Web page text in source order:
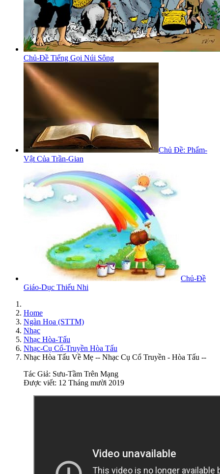
Chủ-Đề Tiếng Gọi Núi Sông
Chủ Đề: Phẩm-
Vật Của Trần-Gian
Chủ-Đề
Giáo-Dục Thiếu Nhi
Home
Ngàn Hoa (STTM)
Nhạc
Nhạc Hòa-Tấu
Nhạc-Cụ Cổ-Truyền Hòa Tấu
Nhạc Hòa Tấu Về Mẹ -- Nhạc Cụ Cổ Truyền - Hòa Tấu --
Tác Giả: Sưu-Tầm Trên Mạng
Được viết: 12 Tháng mười 2019